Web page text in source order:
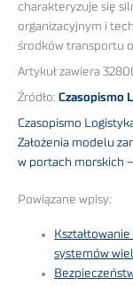
charakteryzuje się
organizacyjnym i
środków transportu
Artykuł zawiera
Źródło: Czasopismo
Czasopismo
Założenia modelu
w portach morskich
Powiązane wpisy:
systemów